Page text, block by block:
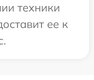
техники
ее к